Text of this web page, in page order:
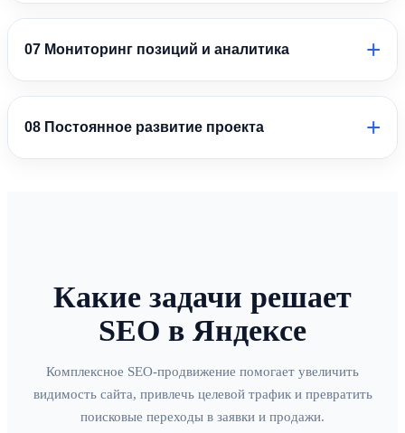
компьютерах и мобильных устройствах.
07 Мониторинг позиций и аналитика +
08 Постоянное развитие проекта +
Какие задачи решает
SEO в Яндексе
Комплексное SEO-продвижение помогает увеличить
видимость сайта, привлечь целевой трафик и превратить
поисковые переходы в заявки и продажи.